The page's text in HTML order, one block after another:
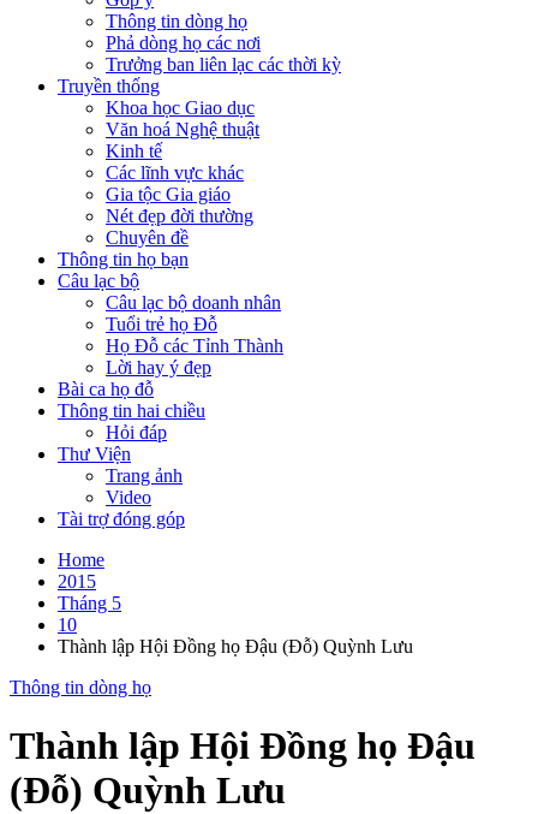
Thông tin dòng họ
Phả dòng họ các nơi
Trưởng ban liên lạc các thời kỳ
Truyền thống
Khoa học Giao dục
Văn hoá Nghệ thuật
Kinh tế
Các lĩnh vực khác
Gia tộc Gia giáo
Nét đẹp đời thường
Chuyên đề
Thông tin họ bạn
Câu lạc bộ
Câu lạc bộ doanh nhân
Tuổi trẻ họ Đỗ
Họ Đỗ các Tỉnh Thành
Lời hay ý đẹp
Bài ca họ đỗ
Thông tin hai chiều
Hỏi đáp
Thư Viện
Trang ảnh
Video
Tài trợ đóng góp
Home
2015
Tháng 5
10
Thành lập Hội Đồng họ Đậu (Đỗ) Quỳnh L­ưu
Thông tin dòng họ
Thành lập Hội Đồng họ Đậu
(Đỗ) Quỳnh L­ưu